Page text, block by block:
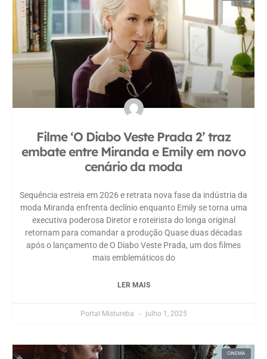
Filme ‘O Diabo Veste Prada 2’ traz
embate entre Miranda e Emily em novo
cenário da moda
Sequência estreia em 2026 e retrata nova fase da indústria da
moda Miranda enfrenta declínio enquanto Emily se torna uma
executiva poderosa Diretor e roteirista do longa original
retornam para comandar a produção Quase duas décadas
após o lançamento de O Diabo Veste Prada, um dos filmes
mais emblemáticos do
LER MAIS
Portal Mistureba julho 1, 2025
CINEMA